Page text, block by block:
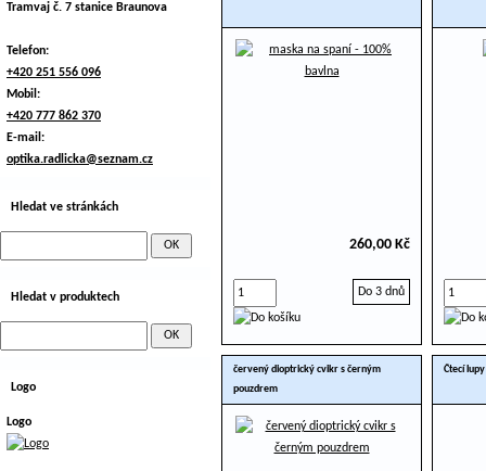
260,00 Kč
Do 3 dnů
červený dioptrický cvikr s černým
pouzdrem
Čtecí lupy
Tramvaj č. 7 stanice Braunova
Telefon:
+420 251 556 096
Mobil:
+420 777 862 370
E-mail:
optika.radlicka@seznam.cz
Hledat ve stránkách
Hledat v produktech
Logo
Logo